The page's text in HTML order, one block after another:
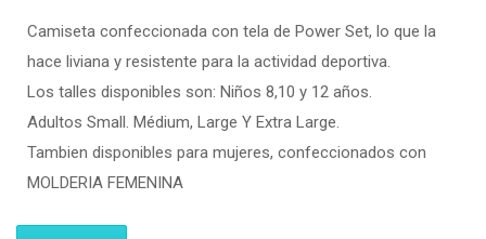
Camiseta confeccionada con tela de Power Set, lo que la
hace liviana y resistente para la actividad deportiva.
Los talles disponibles son: Niños 8,10 y 12 años.
Adultos Small. Médium, Large Y Extra Large.
Tambien disponibles para mujeres, confeccionados con
MOLDERIA FEMENINA